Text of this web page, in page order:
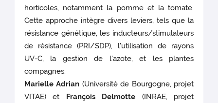
horticoles, notamment la pomme et la tomate.
Cette approche intègre divers leviers, tels que la
résistance génétique, les inducteurs/stimulateurs
de résistance (PRI/SDP), l'utilisation de rayons
UV-C, la gestion de l'azote, et les plantes
compagnes.
Marielle Adrian (Université de Bourgogne, projet
VITAE) et François Delmotte (INRAE, projet